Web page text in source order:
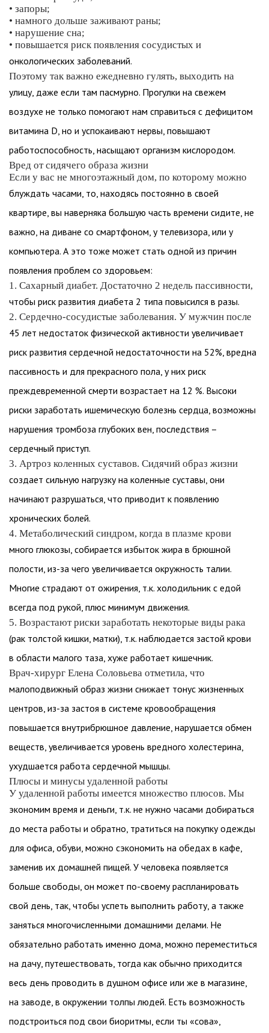
• запоры;
• намного дольше заживают раны;
• нарушение сна;
• повышается риск появления сосудистых и
онкологических заболеваний.
Поэтому так важно ежедневно гулять, выходить на
улицу, даже если там пасмурно. Прогулки на свежем
воздухе не только помогают нам справиться с дефицитом
витамина D, но и успокаивают нервы, повышают
работоспособность, насыщают организм кислородом.
Вред от сидячего образа жизни
Если у вас не многоэтажный дом, по которому можно
блуждать часами, то, находясь постоянно в своей
квартире, вы наверняка большую часть времени сидите, не
важно, на диване со смартфоном, у телевизора, или у
компьютера. А это тоже может стать одной из причин
появления проблем со здоровьем:
1. Сахарный диабет. Достаточно 2 недель пассивности,
чтобы риск развития диабета 2 типа повысился в разы.
2. Сердечно-сосудистые заболевания. У мужчин после
45 лет недостаток физической активности увеличивает
риск развития сердечной недостаточности на 52%, вредна
пассивность и для прекрасного пола, у них риск
преждевременной смерти возрастает на 12 %. Высоки
риски заработать ишемическую болезнь сердца, возможны
нарушения тромбоза глубоких вен, последствия –
сердечный приступ.
3. Артроз коленных суставов. Сидячий образ жизни
создает сильную нагрузку на коленные суставы, они
начинают разрушаться, что приводит к появлению
хронических болей.
4. Метаболический синдром, когда в плазме крови
много глюкозы, собирается избыток жира в брюшной
полости, из-за чего увеличивается окружность талии.
Многие страдают от ожирения, т.к. холодильник с едой
всегда под рукой, плюс минимум движения.
5. Возрастают риски заработать некоторые виды рака
(рак толстой кишки, матки), т.к. наблюдается застой крови
в области малого таза, хуже работает кишечник.
Врач-хирург Елена Соловьева отметила, что
малоподвижный образ жизни снижает тонус жизненных
центров, из-за застоя в системе кровообращения
повышается внутрибрюшное давление, нарушается обмен
веществ, увеличивается уровень вредного холестерина,
ухудшается работа сердечной мышцы.
Плюсы и минусы удаленной работы
У удаленной работы имеется множество плюсов. Мы
экономим время и деньги, т.к. не нужно часами добираться
до места работы и обратно, тратиться на покупку одежды
для офиса, обуви, можно сэкономить на обедах в кафе,
заменив их домашней пищей. У человека появляется
больше свободы, он может по-своему распланировать
свой день, так, чтобы успеть выполнить работу, а также
заняться многочисленными домашними делами. Не
обязательно работать именно дома, можно переместиться
на дачу, путешествовать, тогда как обычно приходится
весь день проводить в душном офисе или же в магазине,
на заводе, в окружении толпы людей. Есть возможность
подстроиться под свои биоритмы, если ты «сова»,